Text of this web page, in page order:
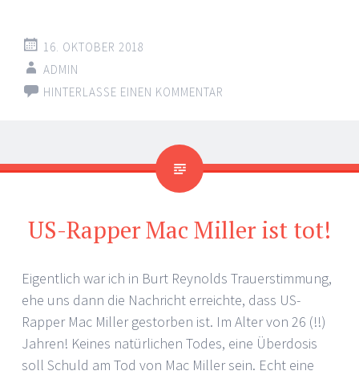
16. OKTOBER 2018
ADMIN
HINTERLASSE EINEN KOMMENTAR
US-Rapper Mac Miller ist tot!
Eigentlich war ich in Burt Reynolds Trauerstimmung,
ehe uns dann die Nachricht erreichte, dass US-
Rapper Mac Miller gestorben ist. Im Alter von 26 (!!)
Jahren! Keines natürlichen Todes, eine Überdosis
soll Schuld am Tod von Mac Miller sein. Echt eine